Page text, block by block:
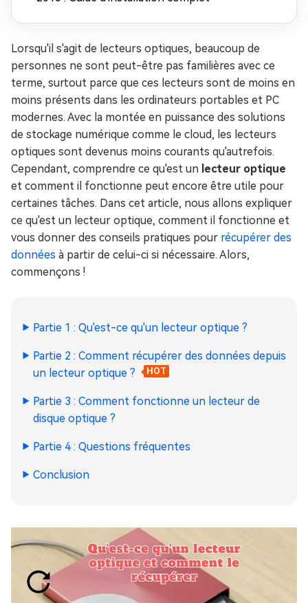
Lorsqu'il s'agit de lecteurs optiques, beaucoup de
personnes ne sont peut-être pas familières avec ce
terme, surtout parce que ces lecteurs sont de moins en
moins présents dans les ordinateurs portables et PC
modernes. Avec la montée en puissance des solutions
de stockage numérique comme le cloud, les lecteurs
optiques sont devenus moins courants qu'autrefois.
Cependant, comprendre ce qu'est un lecteur optique
et comment il fonctionne peut encore être utile pour
certaines tâches. Dans cet article, nous allons expliquer
ce qu'est un lecteur optique, comment il fonctionne et
vous donner des conseils pratiques pour récupérer des
données à partir de celui-ci si nécessaire. Alors,
commençons !
Partie 1 : Qu'est-ce qu'un lecteur optique ?
Partie 2 : Comment récupérer des données depuis
un lecteur optique ?
HOT
Partie 3 : Comment fonctionne un lecteur de
disque optique ?
Partie 4 : Questions fréquentes
Conclusion